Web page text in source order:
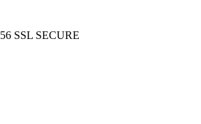
SSL SECURE